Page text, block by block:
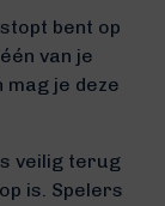
bent op
van je
je deze
veilig terug
is. Spelers